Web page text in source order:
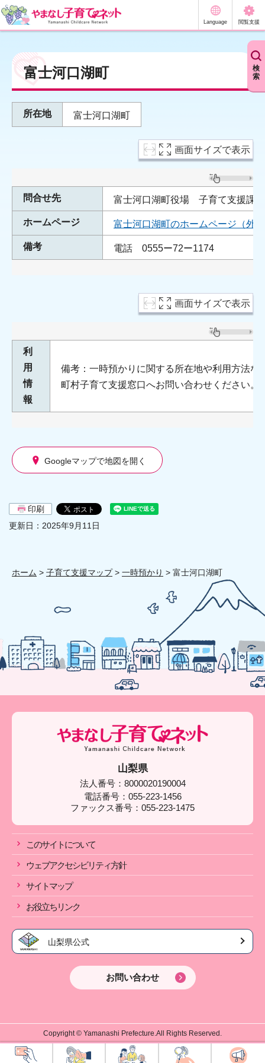
やまなし子育てネット
Language 閲覧支援
検
索
富士河口湖町
所在地 富士河口湖町
画面サイズで表示
問合せ先 富士河口湖町役場 子育て支援課
ホームページ 富士河口湖町のホームページ（外
備考 電話 0555ー72ー1174
画面サイズで表示
利
用
情
報
備考：一時預かりに関する所在地や利用方法な
町村子育て支援窓口へお問い合わせください。
Googleマップで地図を開く
印刷
更新日：2025年9月11日
ホーム > 子育て支援マップ> 一時預かり > 富士河口湖町
山梨県
法人番号：8000020190004
電話番号：055-223-1456
ファックス番号：055-223-1475
このサイトについて
ウェブアクセシビリティ方針
サイトマップ
お役立ちリンク
山梨県公式
お問い合わせ
Copyright © Yamanashi Prefecture.All Rights Reserved.